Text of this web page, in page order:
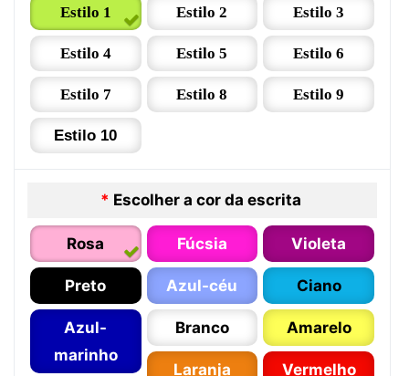
Estilo 1 Estilo 2 Estilo 3
Estilo 4 Estilo 5 Estilo 6
Estilo 7 Estilo 8 Estilo 9
Estilo 10
* Escolher a cor da escrita
Rosa Fúcsia Violeta
Preto Azul-céu Ciano
Azul-
marinho
Branco Amarelo
Laranja Vermelho